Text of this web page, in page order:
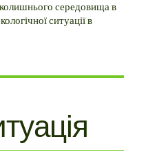
середовища в
ситуації в